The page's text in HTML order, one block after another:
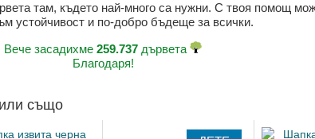
там, където най-много са нужни. С твоя помощ
устойчивост и по-добро бъдеще за всички.
Вече засадихме 259.737 дървета
Благодаря!
също